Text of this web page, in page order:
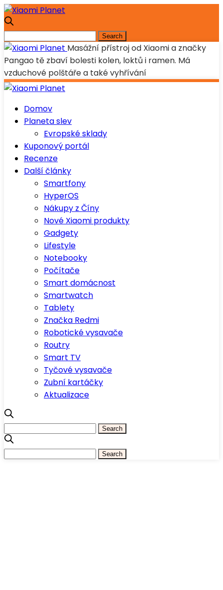
Masážní přístroj od Xiaomi a značky
Pangao tě zbaví bolesti kolen, loktů i ramen. Má
vzduchové polštáře a také vyhřívání
Domov
Planeta slev
Evropské sklady
Kuponový portál
Recenze
Další články
Smartfony
HyperOS
Nákupy z Číny
Nové Xiaomi produkty
Gadgety
Lifestyle
Notebooky
Počítače
Smart domácnost
Smartwatch
Tablety
Značka Redmi
Robotické vysavače
Routry
Smart TV
Tyčové vysavače
Zubní kartáčky
Aktualizace